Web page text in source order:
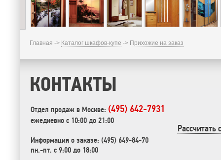
Главная -> Каталог шкафов-купе -> Прихожие на заказ
КОНТАКТЫ
Отдел продаж в Москве: (495) 642-7931
ежедневно с 10:00 до 21:00
Информация о заказе: (495) 649-84-70
пн.-пт. с 9:00 до 18:00